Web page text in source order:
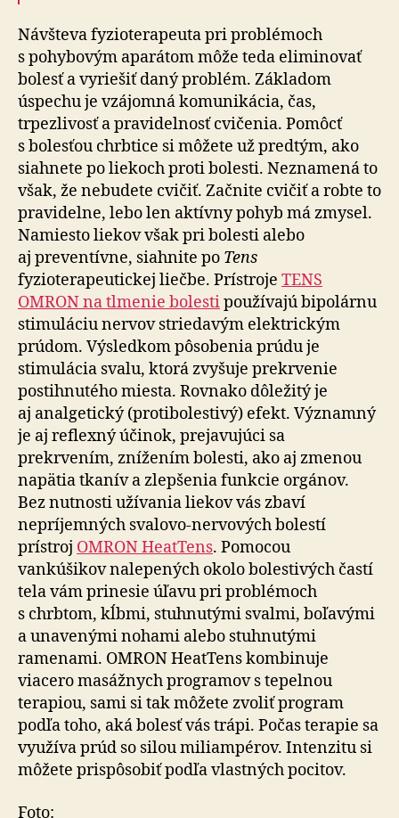
Návšteva fyzioterapeuta pri problémoch
s pohybovým aparátom môže teda eliminovať
bolesť a vyriešiť daný problém. Základom
úspechu je vzájomná komunikácia, čas,
trpezlivosť a pravidelnosť cvičenia. Pomôcť
s bolesťou chrbtice si môžete už predtým, ako
siahnete po liekoch proti bolesti. Neznamená to
však, že nebudete cvičiť. Začnite cvičiť a robte to
pravidelne, lebo len aktívny pohyb má zmysel.
Namiesto liekov však pri bolesti alebo
aj preventívne, siahnite po Tens
fyzioterapeutickej liečbe. Prístroje TENS
OMRON na tlmenie bolestipoužívajú bipolárnu
stimuláciu nervov striedavým elektrickým
prúdom. Výsledkom pôsobenia prúdu je
stimulácia svalu, ktorá zvyšuje prekrvenie
postihnutého miesta. Rovnako dôležitý je
aj analgetický (protibolestivý) efekt. Významný
je aj reflexný účinok, prejavujúci sa
prekrvením, znížením bolesti, ako aj zmenou
napätia tkanív a zlepšenia funkcie orgánov.
Bez nutnosti užívania liekov vás zbaví
nepríjemných svalovo-nervových bolestí
prístroj OMRON HeatTens. Pomocou
vankúšikov nalepených okolo bolestivých častí
tela vám prinesie úľavu pri problémoch
s chrbtom, kĺbmi, stuhnutými svalmi, boľavými
a unavenými nohami alebo stuhnutými
ramenami. OMRON HeatTens kombinuje
viacero masážnych programov s tepelnou
terapiou, sami si tak môžete zvoliť program
podľa toho, aká bolesť vás trápi. Počas terapie sa
využíva prúd so silou miliampérov. Intenzitu si
môžete prispôsobiť podľa vlastných pocitov.
Foto: